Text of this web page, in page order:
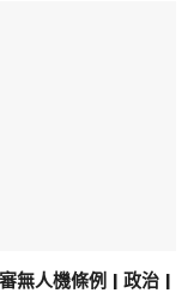
無人機條例 | 政治 |